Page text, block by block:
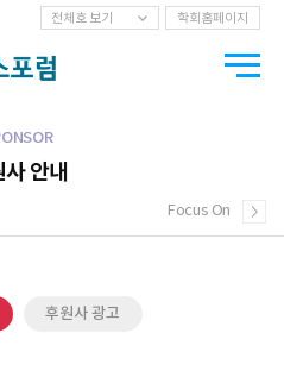
전체호 보기 학회홈페이지
사 안내
Focus On
후원사 광고